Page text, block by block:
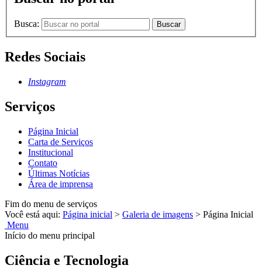
Busca: Buscar
Redes Sociais
Instagram
Serviços
Página Inicial
Carta de Serviços
Institucional
Contato
Últimas Notícias
Área de imprensa
Fim do menu de serviços
Você está aqui: Página inicial > Galeria de imagens > Página Inicial
Menu
Início do menu principal
Ciência e Tecnologia